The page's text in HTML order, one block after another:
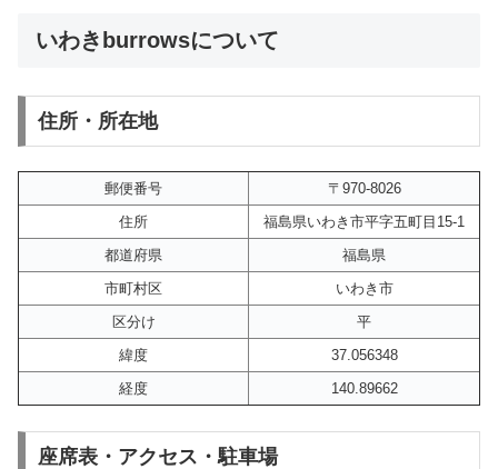
いわきburrowsについて
住所・所在地
郵便番号
〒970-8026
住所
福島県いわき市平字五町目15-1
都道府県
福島県
市町村区
いわき市
区分け
平
緯度
37.056348
経度
140.89662
座席表・アクセス・駐車場